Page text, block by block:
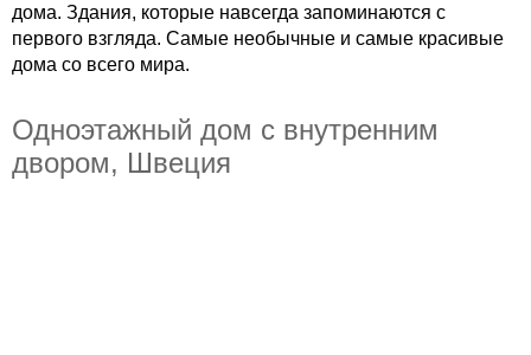
дома. Здания, которые навсегда запоминаются с
первого взгляда. Самые необычные и самые красивые
дома со всего мира.
Одноэтажный дом с внутренним
двором, Швеция